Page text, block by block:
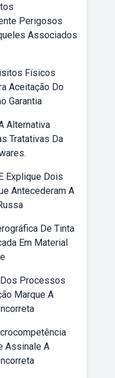
Perigosos
Associados
Físicos
Aceitação Do
Garantia
Alternativa
Tratativas Da
Explique Dois
Antecederam A
De Tinta
Em Material
Processos
Marque A
Assinale A